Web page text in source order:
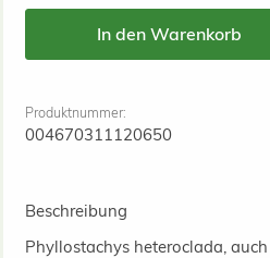
In den Warenkorb
Produktnummer:
004670311120650
Beschreibung
Phyllostachys heteroclada,